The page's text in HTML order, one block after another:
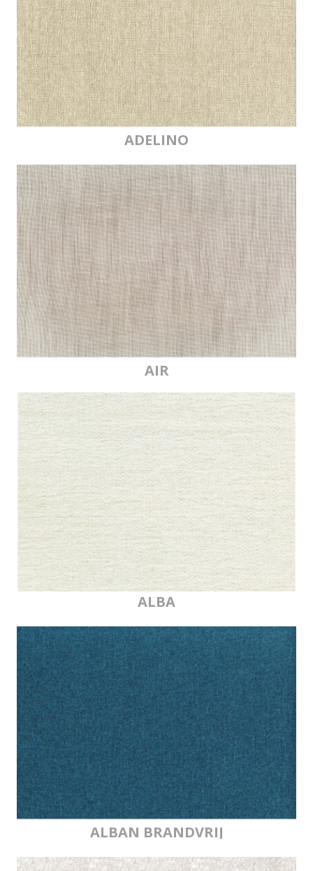
ADELINO
AIR
ALBA
ALBAN BRANDVRIJ